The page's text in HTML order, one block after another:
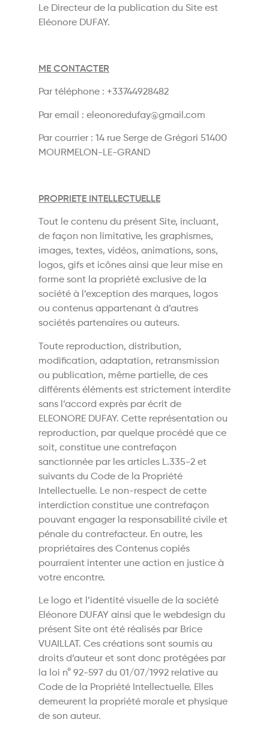
Le Directeur de la publication du Site est
Eléonore DUFAY.
ME CONTACTER
Par téléphone : +33744928482
Par email : eleonoredufay@gmail.com
Par courrier : 14 rue Serge de Grégori 51400
MOURMELON-LE-GRAND
PROPRIETE INTELLECTUELLE
Tout le contenu du présent Site, incluant,
de façon non limitative, les graphismes,
images, textes, vidéos, animations, sons,
logos, gifs et icônes ainsi que leur mise en
forme sont la propriété exclusive de la
société à l’exception des marques, logos
ou contenus appartenant à d’autres
sociétés partenaires ou auteurs.
Toute reproduction, distribution,
modification, adaptation, retransmission
ou publication, même partielle, de ces
différents éléments est strictement interdite
sans l’accord exprès par écrit de
ELEONORE DUFAY. Cette représentation ou
reproduction, par quelque procédé que ce
soit, constitue une contrefaçon
sanctionnée par les articles L.335-2 et
suivants du Code de la Propriété
Intellectuelle. Le non-respect de cette
interdiction constitue une contrefaçon
pouvant engager la responsabilité civile et
pénale du contrefacteur. En outre, les
propriétaires des Contenus copiés
pourraient intenter une action en justice à
votre encontre.
Le logo et l’identité visuelle de la société
Eléonore DUFAY ainsi que le webdesign du
présent Site ont été réalisés par Brice
VUAILLAT. Ces créations sont soumis au
droits d’auteur et sont donc protégées par
la loi n° 92-597 du 01/07/1992 relative au
Code de la Propriété Intellectuelle. Elles
demeurent la propriété morale et physique
de son auteur.